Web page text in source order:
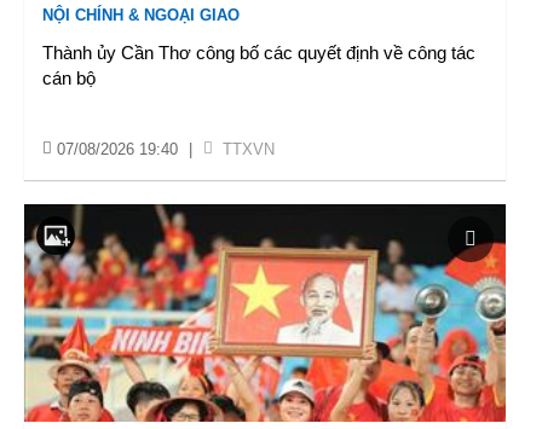
NỘI CHÍNH & NGOẠI GIAO
Thành ủy Cần Thơ công bố các quyết định về công tác
cán bộ
07/08/2026 19:40 TTXVN